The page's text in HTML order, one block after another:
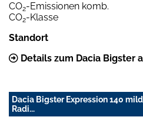
CO2-Emissionen komb.
CO2-Klasse
Standort
Details zum Dacia Bigster
Dacia Bigster Expression 140
Radi...